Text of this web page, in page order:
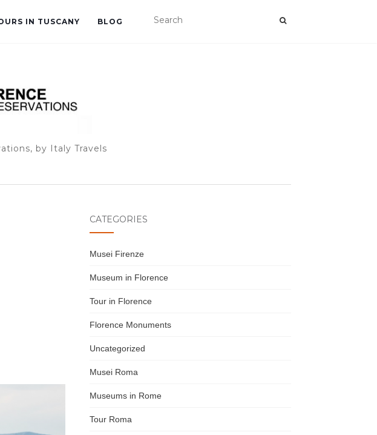
IN TUSCANY BLOG
by Italy Travels
CATEGORIES
Musei Firenze
Museum in Florence
Tour in Florence
Florence Monuments
Uncategorized
Musei Roma
Museums in Rome
Tour Roma